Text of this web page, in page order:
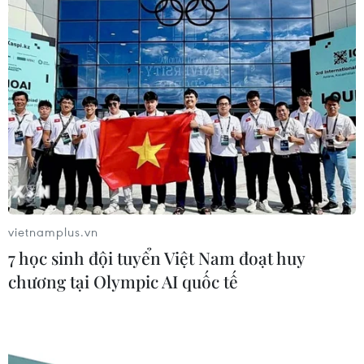
Hệ thống y tế đa cực, đưa y tế đến
gần dân
04/08/2026 04:55
Bộ Y tế đề xuất 8 nhóm chính sách
trong sửa đổi Luật hiến, ghép mô,
03/08/2026 14:44
Quảng Ninh chấm dứt cơ sở giết mổ
vietnamplus.vn
7 học sinh đội tuyển Việt Nam đoạt huy
chương tại Olympic AI quốc tế